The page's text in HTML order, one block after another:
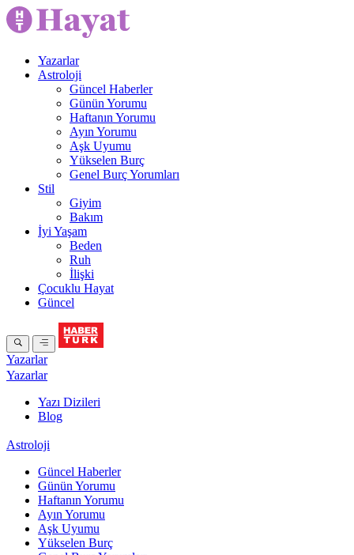
Yazarlar
Astroloji
Güncel Haberler
Günün Yorumu
Haftanın Yorumu
Ayın Yorumu
Aşk Uyumu
Yükselen Burç
Genel Burç Yorumları
Stil
Giyim
Bakım
İyi Yaşam
Beden
Ruh
İlişki
Çocuklu Hayat
Güncel
Yazarlar
Yazarlar
Yazı Dizileri
Blog
Astroloji
Güncel Haberler
Günün Yorumu
Haftanın Yorumu
Ayın Yorumu
Aşk Uyumu
Yükselen Burç